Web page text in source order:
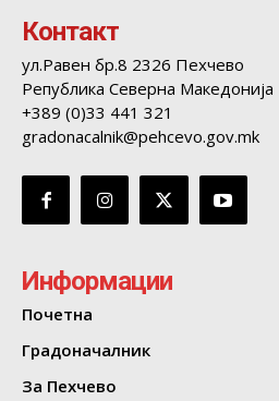
Контакт
ул.Равен бр.8 2326 Пехчево
Република Северна Македонија
+389 (0)33 441 321
gradonacalnik@pehcevo.gov.mk
Информации
Почетна
Градоначалник
За Пехчево